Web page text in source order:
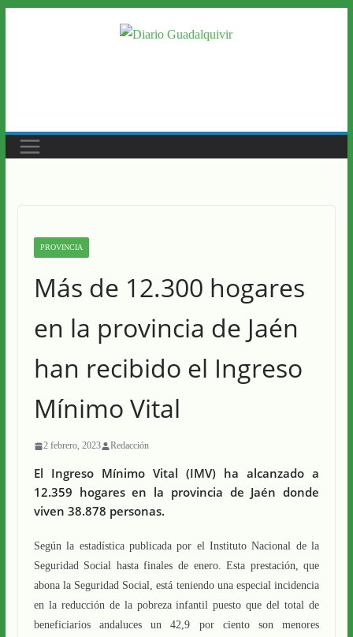
PROVINCIA
Más de 12.300 hogares
en la provincia de Jaén
han recibido el Ingreso
Mínimo Vital
2 febrero, 2023 Redacción
El Ingreso Mínimo Vital (IMV) ha alcanzado a
12.359 hogares en la provincia de Jaén donde
viven 38.878 personas.
Según la estadística publicada por el Instituto Nacional de la
Seguridad Social hasta finales de enero. Esta prestación, que
abona la Seguridad Social, está teniendo una especial incidencia
en la reducción de la pobreza infantil puesto que del total de
beneficiarios andaluces un 42,9 por ciento son menores